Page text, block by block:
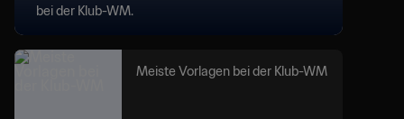
bei der Klub-WM.
Meiste Vorlagen bei der Klub-WM